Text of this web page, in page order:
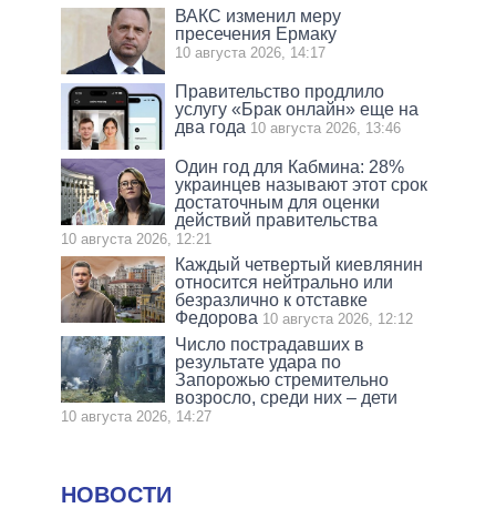
ВАКС изменил меру
пресечения Ермаку
10 августа 2026, 14:17
Правительство продлило
услугу «Брак онлайн» еще на
два года 10 августа 2026, 13:46
Один год для Кабмина: 28%
украинцев называют этот срок
достаточным для оценки
действий правительства
10 августа 2026, 12:21
Каждый четвертый киевлянин
относится нейтрально или
безразлично к отставке
Федорова 10 августа 2026, 12:12
Число пострадавших в
результате удара по
Запорожью стремительно
возросло, среди них – дети
10 августа 2026, 14:27
НОВОСТИ